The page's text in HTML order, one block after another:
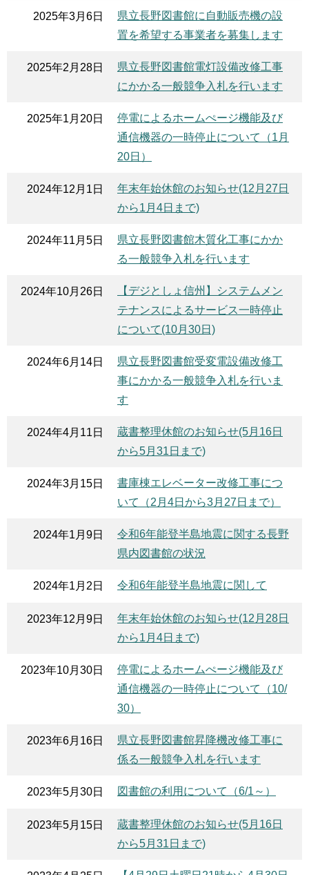
2025年3月6日
県立長野図書館に自動販売機の設
置を希望する事業者を募集します
2025年2月28日
県立長野図書館電灯設備改修工事
にかかる一般競争入札を行います
2025年1月20日
停電によるホームぺージ機能及び
通信機器の一時停止について（1月
20日）
2024年12月1日
年末年始休館のお知らせ(12月27日
から1月4日まで)
2024年11月5日
県立長野図書館木質化工事にかか
る一般競争入札を行います
2024年10月26日
【デジとしょ信州】システムメン
テナンスによるサービス一時停止
について(10月30日)
2024年6月14日
県立長野図書館受変電設備改修工
事にかかる一般競争入札を行いま
す
2024年4月11日
蔵書整理休館のお知らせ(5月16日
から5月31日まで)
2024年3月15日
書庫棟エレベーター改修工事につ
いて（2月4日から3月27日まで）
2024年1月9日
令和6年能登半島地震に関する長野
県内図書館の状況
2024年1月2日 令和6年能登半島地震に関して
2023年12月9日
年末年始休館のお知らせ(12月28日
から1月4日まで)
2023年10月30日
停電によるホームぺージ機能及び
通信機器の一時停止について（10/
30）
2023年6月16日
県立長野図書館昇降機改修工事に
係る一般競争入札を行います
2023年5月30日 図書館の利用について（6/1～）
2023年5月15日
蔵書整理休館のお知らせ(5月16日
から5月31日まで)